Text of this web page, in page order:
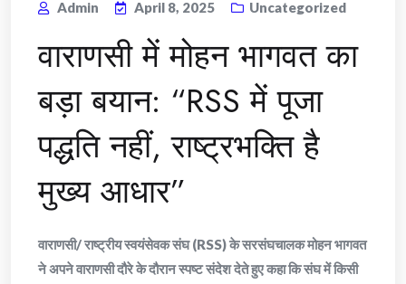
Admin April 8, 2025 Uncategorized
वाराणसी में मोहन भागवत का
बड़ा बयान: “RSS में पूजा
पद्धति नहीं, राष्ट्रभक्ति है
मुख्य आधार”
वाराणसी/ राष्ट्रीय स्वयंसेवक संघ (RSS) के सरसंघचालक मोहन भागवत
ने अपने वाराणसी दौरे के दौरान स्पष्ट संदेश देते हुए कहा कि संघ में किसी